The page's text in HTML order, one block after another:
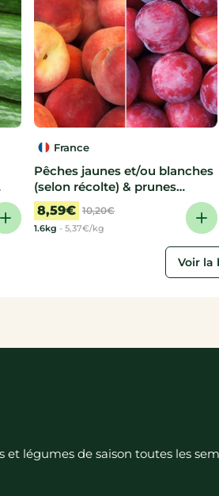
France
Pêches jaunes et/ou blanches
(selon récolte) & prunes
Fortune
8,59€ 10,20€
1.6kg - 5,37€/kg
Voir la
légumes de saison toutes les